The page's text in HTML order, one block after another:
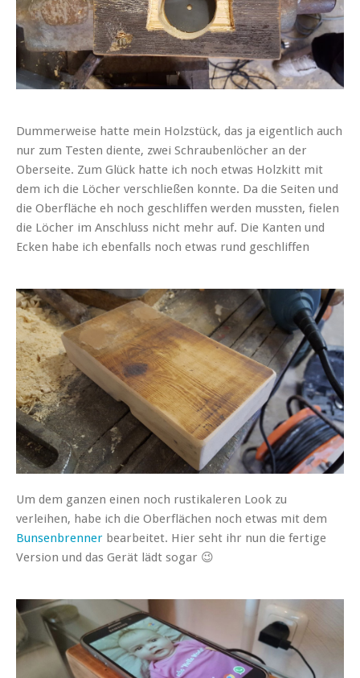
Dummerweise hatte mein Holzstück, das ja eigentlich auch
nur zum Testen diente, zwei Schraubenlöcher an der
Oberseite. Zum Glück hatte ich noch etwas Holzkitt mit
dem ich die Löcher verschließen konnte. Da die Seiten und
die Oberfläche eh noch geschliffen werden mussten, fielen
die Löcher im Anschluss nicht mehr auf. Die Kanten und
Ecken habe ich ebenfalls noch etwas rund geschliffen
Um dem ganzen einen noch rustikaleren Look zu
verleihen, habe ich die Oberflächen noch etwas mit dem
Bunsenbrenner bearbeitet. Hier seht ihr nun die fertige
Version und das Gerät lädt sogar 😉